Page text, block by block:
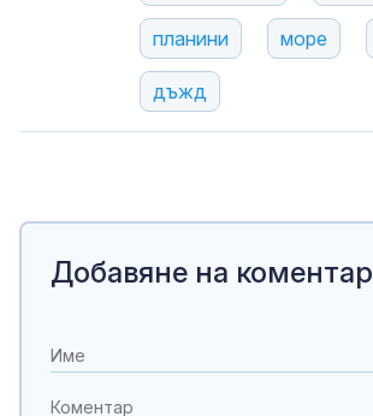
планини море
дъжд
Добавяне на коментар